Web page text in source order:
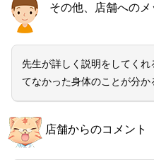
その他、店舗への
先生が詳しく説明をしてく
てなかった身体のことが分か
店舗からのコメント